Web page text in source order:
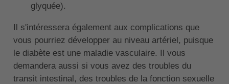
glyquée).
Il s'intéressera également aux complications que
vous pourriez développer au niveau artériel, puisque
le diabète est une maladie vasculaire. Il vous
demandera aussi si vous avez des troubles du
transit intestinal, des troubles de la fonction sexuelle